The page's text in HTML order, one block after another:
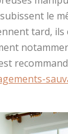
le
tard,